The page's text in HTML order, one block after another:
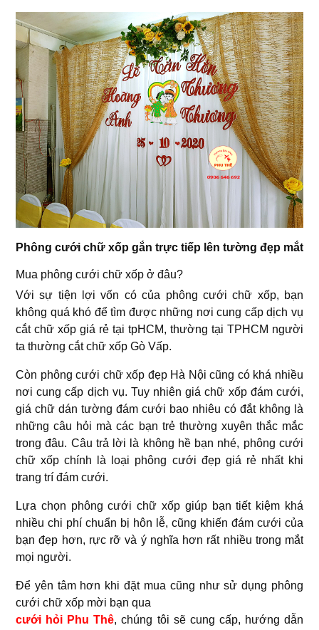
Phông cưới chữ xốp gắn trực tiếp lên tường đẹp mắt
Mua phông cưới chữ xốp ở đâu?
Với sự tiện lợi vốn có của phông cưới chữ xốp, bạn
không quá khó để tìm được những nơi cung cấp dịch vụ
cắt chữ xốp giá rẻ tại tpHCM, thường tại TPHCM người
ta thường cắt chữ xốp Gò Vấp.
Còn phông cưới chữ xốp đẹp Hà Nội cũng có khá nhiều
nơi cung cấp dịch vụ. Tuy nhiên giá chữ xốp đám cưới,
giá chữ dán tường đám cưới bao nhiêu có đắt không là
những câu hỏi mà các bạn trẻ thường xuyên thắc mắc
trong đâu. Câu trả lời là không hề bạn nhé, phông cưới
chữ xốp chính là loại phông cưới đẹp giá rẻ nhất khi
trang trí đám cưới.
Lựa chọn phông cưới chữ xốp giúp bạn tiết kiệm khá
nhiều chi phí chuẩn bị hôn lễ, cũng khiến đám cưới của
bạn đẹp hơn, rực rỡ và ý nghĩa hơn rất nhiều trong mắt
mọi người.
Để yên tâm hơn khi đặt mua cũng như sử dụng phông
cưới chữ xốp mời bạn qua
cưới hỏi Phu Thê, chúng tôi sẽ cung cấp, hướng dẫn